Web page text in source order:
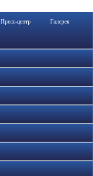
Пресс-центр Галерея